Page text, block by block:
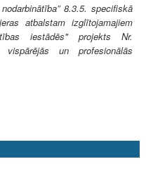
8.3.5. specifiskā
atbalstam izglītojamajiem
iestādēs" projekts Nr.
vispārējās un profesionālās